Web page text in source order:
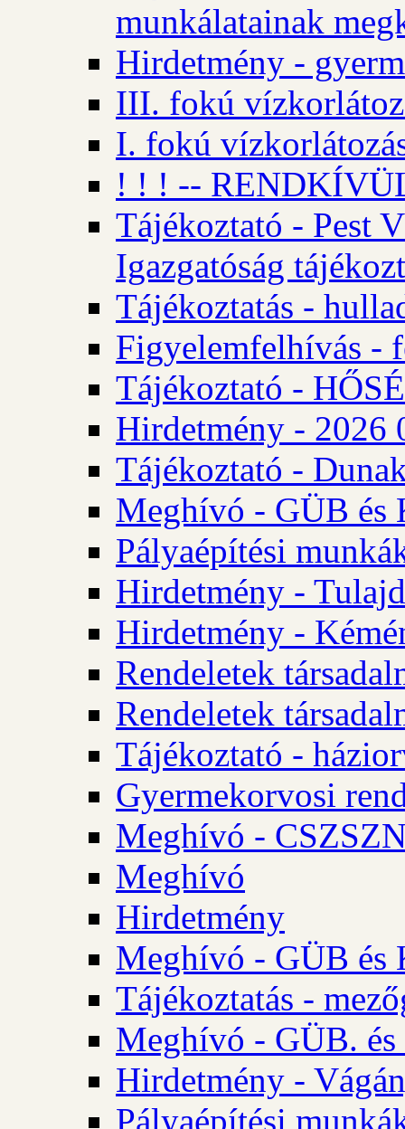
munkálatainak
Hirdetmény -
III. fokú
I. fokú
! ! ! --
Tájékoztató - Pest
Igazgatóság
Tájékoztatás -
Figyelemfelhívás -
Tájékoztató -
Hirdetmény - 2026
Tájékoztató -
Meghívó - GÜB és
Pályaépítési
Hirdetmény -
Hirdetmény -
Rendeletek
Rendeletek
Tájékoztató -
Gyermekorvosi
Meghívó -
Meghívó
Hirdetmény
Meghívó - GÜB és
Tájékoztatás -
Meghívó - GÜB.
Hirdetmény -
Pályaépítési